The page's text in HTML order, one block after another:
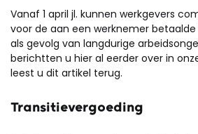
Vanaf 1 april jl. kunnen werkgevers
voor de aan een werknemer
als gevolg van langdurige
berichtten u hier al eerder over in
leest u dit artikel terug.
Transitievergoeding